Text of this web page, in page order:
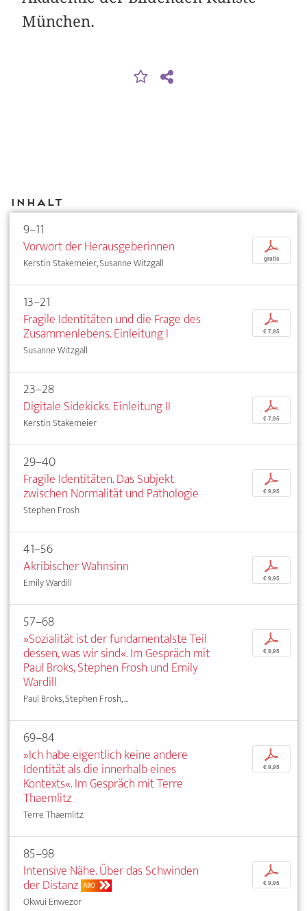
München.
Inhalt
9–11
Vorwort der Herausgeberinnen
Kerstin Stakemeier, Susanne Witzgall
p
gratis
13–21
Fragile Identitäten und die Frage des
Zusammenlebens. Einleitung I
Susanne Witzgall
p
€ 7,95
23–28
Digitale Sidekicks. Einleitung II
Kerstin Stakemeier
p
€ 7,95
29–40
Fragile Identitäten. Das Subjekt
zwischen Normalität und Pathologie
Stephen Frosh
p
€ 9,95
41–56
Akribischer Wahnsinn
Emily Wardill
p
€ 9,95
57–68
»Sozialität ist der fundamentalste Teil
dessen, was wir sind«. Im Gespräch mit
Paul Broks, Stephen Frosh und Emily
Wardill
Paul Broks, Stephen Frosh, ...
p
€ 9,95
69–84
»Ich habe eigentlich keine andere
Identität als die innerhalb eines
Kontexts«. Im Gespräch mit Terre
Thaemlitz
Terre Thaemlitz
p
€ 9,95
85–98
Intensive Nähe. Über das Schwinden
der Distanz ABO
Okwui Enwezor
p
€ 9,95